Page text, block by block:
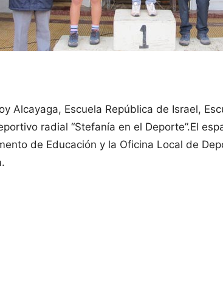
Alcayaga, Escuela República de Israel,
radial “Stefanía en el Deporte”.El
de Educación y la Oficina Local de